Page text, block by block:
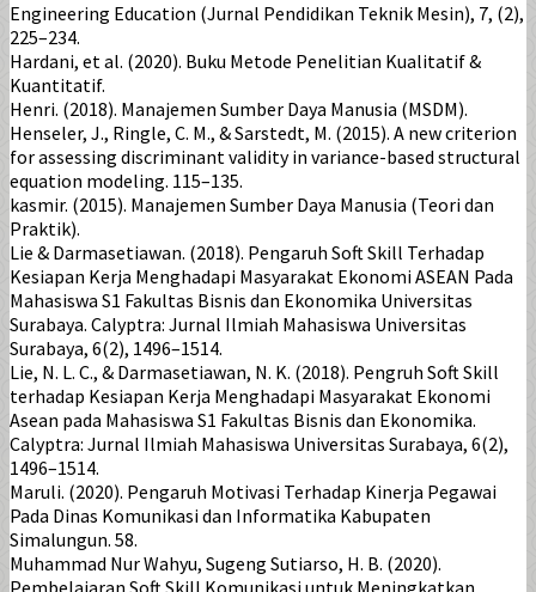
Engineering Education (Jurnal Pendidikan Teknik Mesin), 7, (2),
225–234.
Hardani, et al. (2020). Buku Metode Penelitian Kualitatif &
Kuantitatif.
Henri. (2018). Manajemen Sumber Daya Manusia (MSDM).
Henseler, J., Ringle, C. M., & Sarstedt, M. (2015). A new criterion
for assessing discriminant validity in variance-based structural
equation modeling. 115–135.
kasmir. (2015). Manajemen Sumber Daya Manusia (Teori dan
Praktik).
Lie & Darmasetiawan. (2018). Pengaruh Soft Skill Terhadap
Kesiapan Kerja Menghadapi Masyarakat Ekonomi ASEAN Pada
Mahasiswa S1 Fakultas Bisnis dan Ekonomika Universitas
Surabaya. Calyptra: Jurnal Ilmiah Mahasiswa Universitas
Surabaya, 6(2), 1496–1514.
Lie, N. L. C., & Darmasetiawan, N. K. (2018). Pengruh Soft Skill
terhadap Kesiapan Kerja Menghadapi Masyarakat Ekonomi
Asean pada Mahasiswa S1 Fakultas Bisnis dan Ekonomika.
Calyptra: Jurnal Ilmiah Mahasiswa Universitas Surabaya, 6(2),
1496–1514.
Maruli. (2020). Pengaruh Motivasi Terhadap Kinerja Pegawai
Pada Dinas Komunikasi dan Informatika Kabupaten
Simalungun. 58.
Muhammad Nur Wahyu, Sugeng Sutiarso, H. B. (2020).